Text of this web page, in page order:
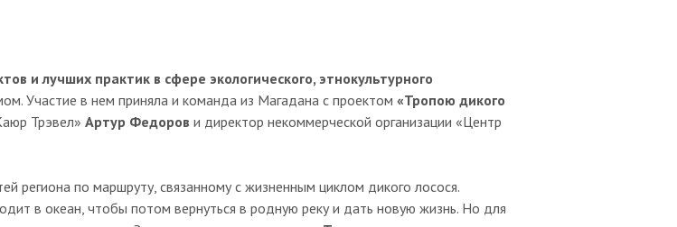
и лучших практик в сфере экологического, этнокультурного
Участие в нем приняла и команда из Магадана с проектом «Тропою дикого
Трэвел» Артур Федоров и директор некоммерческой организации «Центр
региона по маршруту, связанному с жизненным циклом дикого лосося.
в океан, чтобы потом вернуться в родную реку и дать новую жизнь. Но для